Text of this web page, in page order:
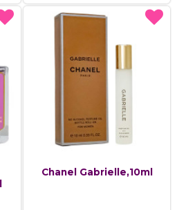
Chanel Gabrielle,10ml